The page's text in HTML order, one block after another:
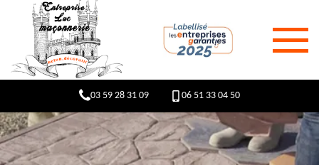
03 59 28 31 09 06 51 33 04 50